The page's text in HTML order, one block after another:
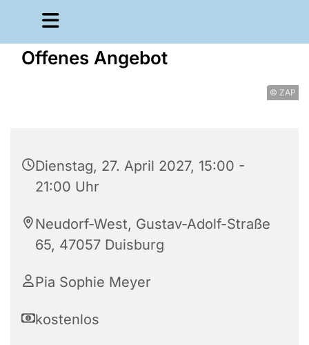
Offenes Angebot
© ZAP
Dienstag, 27. April 2027, 15:00 -
21:00 Uhr
Neudorf-West, Gustav-Adolf-Straße
65, 47057 Duisburg
Pia Sophie Meyer
kostenlos